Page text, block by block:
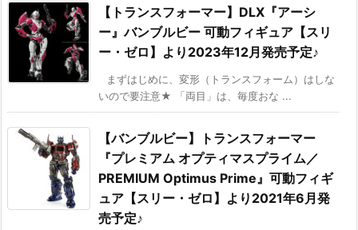
【トランスフォーマー】DLX『アーシ
ー』バンブルビー 可動フィギュア【スリ
ー・ゼロ】より2023年12月発売予定♪
まずはじめに、変形（トランスフォーム）はしな
いので要注意★ 「両目」は、毎度おな ...
【バンブルビー】トランスフォーマー
『プレミアム オプティマスプライム／
PREMIUM Optimus Prime』可動フィギ
ュア【スリー・ゼロ】より2021年6月発
売予定♪